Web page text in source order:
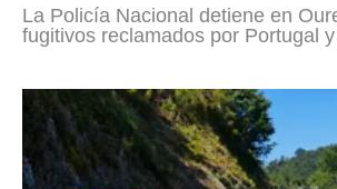
La Policía Nacional detiene en
fugitivos reclamados por Portugal